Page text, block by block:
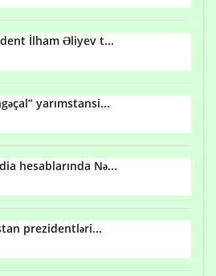
İlham Əliyev t...
yarımstansi...
hesablarında Nə...
prezidentləri...